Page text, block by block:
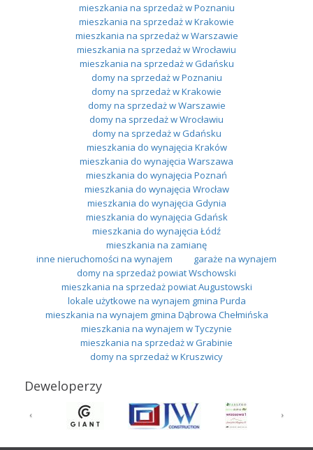
mieszkania na sprzedaż w Poznaniu
mieszkania na sprzedaż w Krakowie
mieszkania na sprzedaż w Warszawie
mieszkania na sprzedaż w Wrocławiu
mieszkania na sprzedaż w Gdańsku
domy na sprzedaż w Poznaniu
domy na sprzedaż w Krakowie
domy na sprzedaż w Warszawie
domy na sprzedaż w Wrocławiu
domy na sprzedaż w Gdańsku
mieszkania do wynajęcia Kraków
mieszkania do wynajęcia Warszawa
mieszkania do wynajęcia Poznań
mieszkania do wynajęcia Wrocław
mieszkania do wynajęcia Gdynia
mieszkania do wynajęcia Gdańsk
mieszkania do wynajęcia Łódź
mieszkania na zamianę
inne nieruchomości na wynajem
garaże na wynajem
domy na sprzedaż powiat Wschowski
mieszkania na sprzedaż powiat Augustowski
lokale użytkowe na wynajem gmina Purda
mieszkania na wynajem gmina Dąbrowa Chełmińska
mieszkania na wynajem w Tyczynie
mieszkania na sprzedaż w Grabinie
domy na sprzedaż w Kruszwicy
Deweloperzy